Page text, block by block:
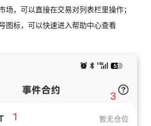
场，可以直接在交易对列表栏里操作；
图标，可以快速进入帮助中心查看